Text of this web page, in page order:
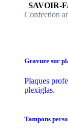
​SAVOIR-
Confection
Gravure sur
Plaques
plexiglas.
Tampons